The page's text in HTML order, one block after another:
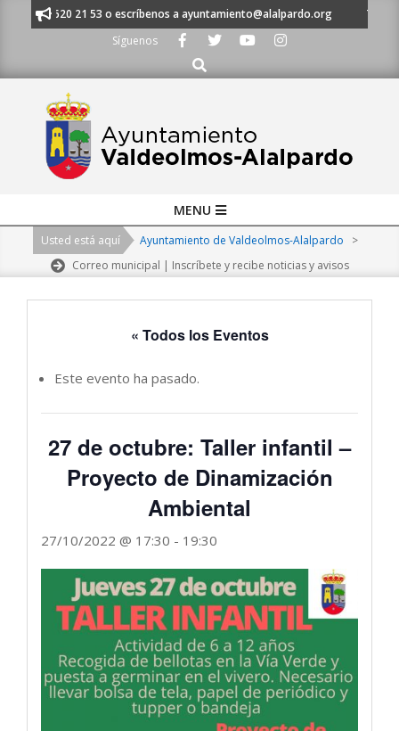
al 91 620 21 53 o escríbenos a ayuntamiento@alalpardo.org
TE
Síguenos
Buscar
Navigation
MENU
Usted está aquí Ayuntamiento de Valdeolmos-Alalpardo
>
Correo municipal | Inscríbete y recibe noticias y avisos
« Todos los Eventos
Este evento ha pasado.
27 de octubre: Taller infantil –
Proyecto de Dinamización
Ambiental
27/10/2022 @ 17:30 - 19:30